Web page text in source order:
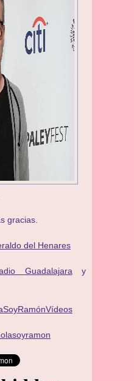
gracias.
del Henares
Guadalajara y